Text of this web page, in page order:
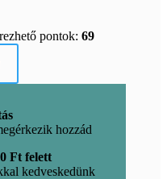
pontok:69
hozzád
Ft felett
kedveskedünk